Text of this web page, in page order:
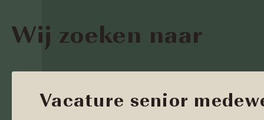
Wij zoeken naar
Vacature senior